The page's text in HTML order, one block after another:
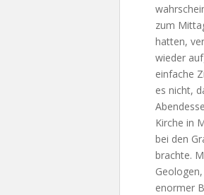
zum
hatten,
wieder
einfache
es nicht,
Kirche in
bei den
brachte.
enormer